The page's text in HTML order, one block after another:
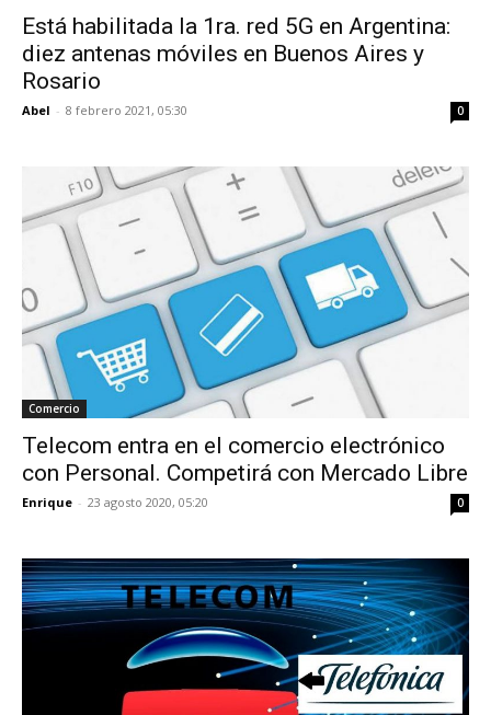
Está habilitada la 1ra. red 5G en Argentina:
diez antenas móviles en Buenos Aires y
Rosario
Abel - 8 febrero 2021, 05:30 0
Comercio
Telecom entra en el comercio electrónico
con Personal. Competirá con Mercado Libre
Enrique - 23 agosto 2020, 05:20 0